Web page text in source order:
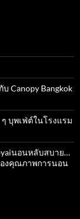
Canopy Bangkok
บุพเฟ่ต์ในโรงแรม
นอนหลับสบาย…
องคุณภาพการนอน